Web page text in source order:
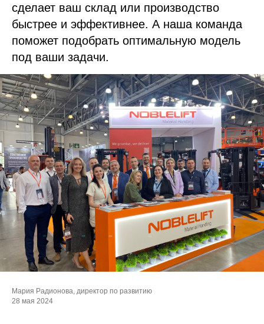
сделает ваш склад или производство
быстрее и эффективнее. А наша команда
поможет подобрать оптимальную модель
под ваши задачи.
Мария Радионова, директор по развитию
28 мая 2024